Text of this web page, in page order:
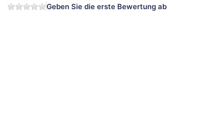
Geben Sie die erste Bewertung ab